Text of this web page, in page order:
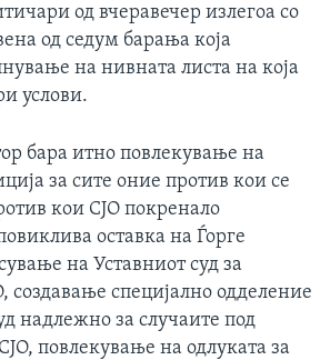
од вчеравечер излегоа со
од седум барања која
на нивната листа на која
услови.
бара итно повлекување на
за сите оние против кои се
кои СЈО покренало
оставка на Ѓорге
на Уставниот суд за
создавање специјално одделение
надлежно за случаите под
повлекување на одлуката за